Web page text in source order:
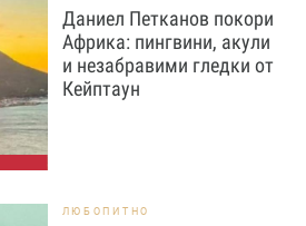
Даниел Петканов покори
Африка: пингвини, акули
и незабравими гледки от
Кейптаун
ЛЮБОПИТНО